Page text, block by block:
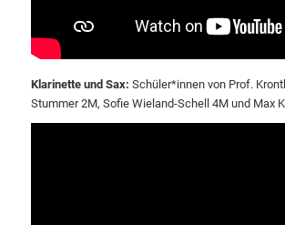
Klarinette und Sax: Schüler*innen von Prof.
Stummer 2M, Sofie Wieland-Schell 4M und Max